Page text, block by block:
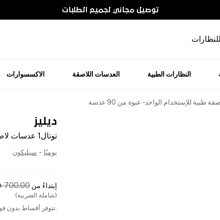
توصيل مجاني لجميع الطلبات
النظارات الطبية العدسات اللاصقة الاكسسوارات
ديليز
توتال1 عدسات لاصقة طبية للإستخدام الواحد - عبوة من 90 عدسة
يوميًا - سيليكون
إبتداءً من 700.00
(شاملة الضريبة)
.تتوفر أقساط بدون